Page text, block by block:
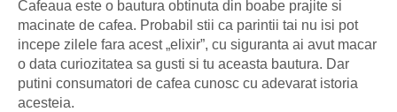
Cafeaua este o bautura obtinuta din boabe prajite si
macinate de cafea. Probabil stii ca parintii tai nu isi pot
incepe zilele fara acest „elixir”, cu siguranta ai avut macar
o data curiozitatea sa gusti si tu aceasta bautura. Dar
putini consumatori de cafea cunosc cu adevarat istoria
acesteia.